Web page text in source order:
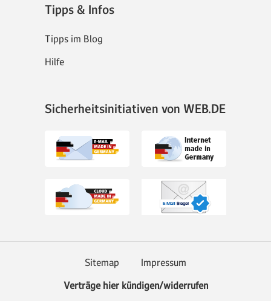
Tipps & Infos
Tipps im Blog
Hilfe
Sicherheitsinitiativen von WEB.DE
Sitemap
Impressum
Verträge hier kündigen/widerrufen